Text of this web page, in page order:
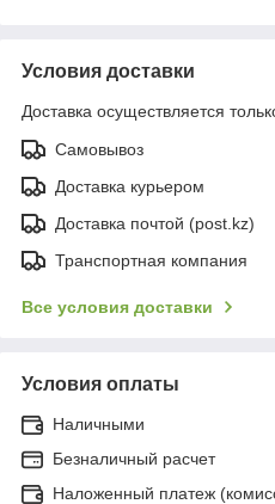
Условия доставки
Доставка осуществляется
Самовывоз
Доставка курьером
Доставка почтой (post.kz)
Транспортная компания
Все условия доставки
Условия оплаты
Наличными
Безналичный расчет
Наложенный платеж